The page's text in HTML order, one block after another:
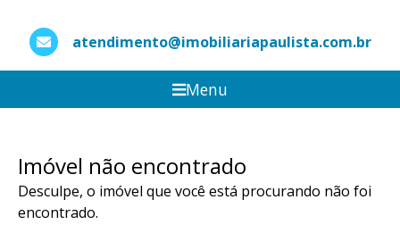
atendimento@imobiliariapaulista.com.br
Menu
Imóvel não encontrado
Desculpe, o imóvel que você está procurando não foi
encontrado.